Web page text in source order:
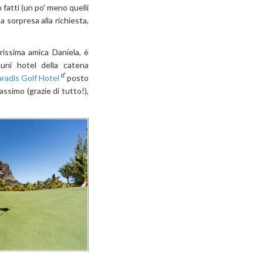
fatti (un po' meno quelli
sorpresa alla richiesta,
amica Daniela, è
hotel della catena
Golf Hotel
posto
(grazie di tutto!),